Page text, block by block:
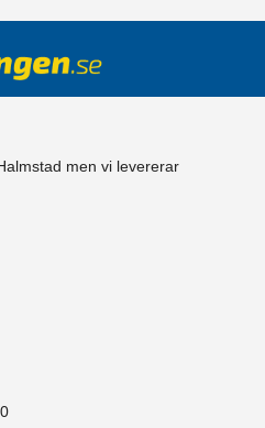
men vi levererar